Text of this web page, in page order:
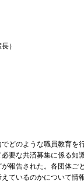
）
どのような職員教育を
要な共済募集に係る知
報告された。各団体ご
ているのかについて情